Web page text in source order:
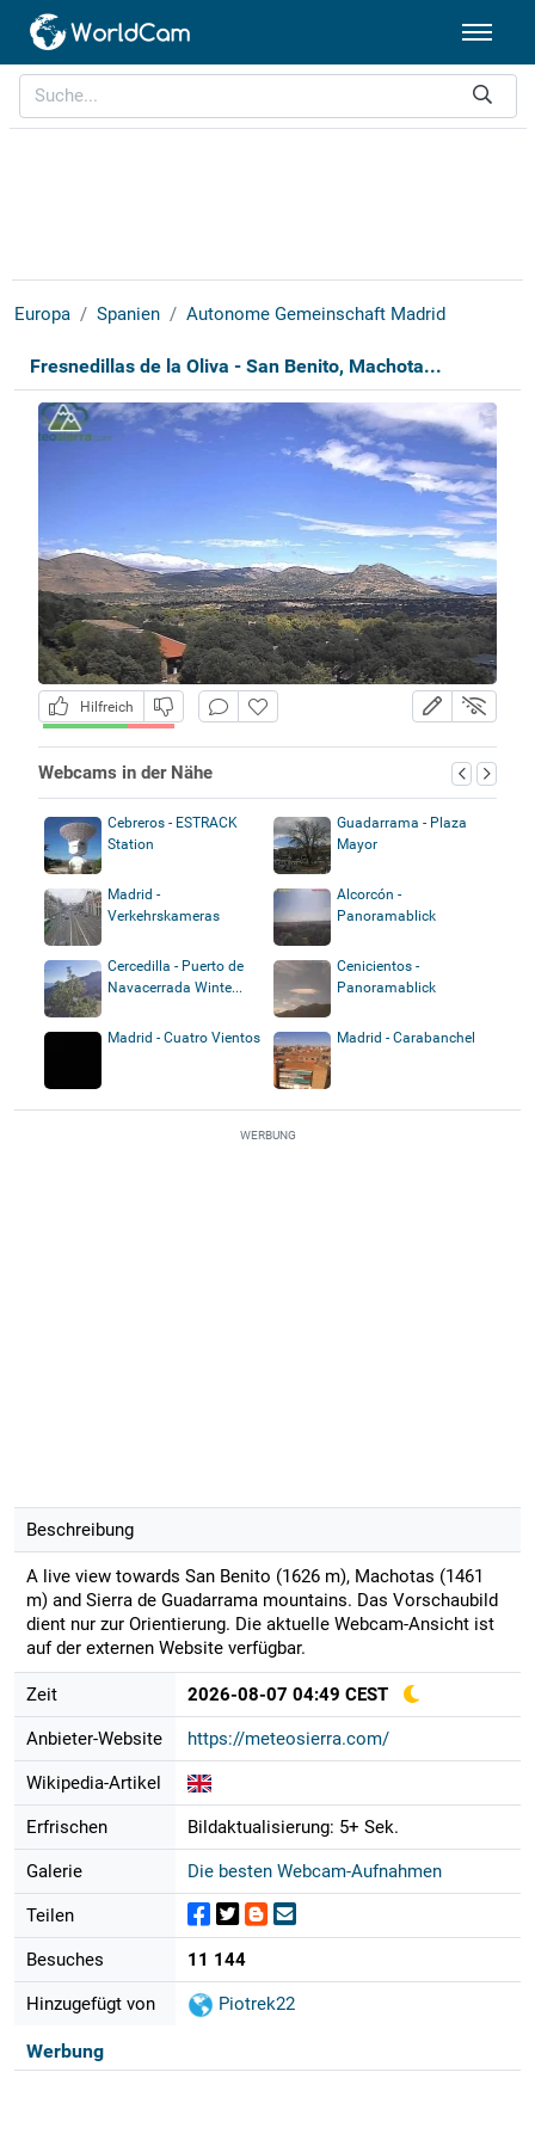
Europa Spanien Autonome Gemeinschaft Madrid
Fresnedillas de la Oliva - San Benito, Machota...
Hilfreich
Webcams in der Nähe
Cebreros - ESTRACK
Station
Guadarrama - Plaza
Mayor
Madrid -
Verkehrskameras
Alcorcón -
Panoramablick
Cercedilla - Puerto de
Navacerrada Winte...
Cenicientos -
Panoramablick
Madrid - Cuatro Vientos Madrid - Carabanchel
WERBUNG
Beschreibung
A live view towards San Benito (1626 m), Machotas (1461
m) and Sierra de Guadarrama mountains. Das Vorschaubild
dient nur zur Orientierung. Die aktuelle Webcam-Ansicht ist
auf der externen Website verfügbar.
Zeit 2026-08-07 04:49 CEST
Anbieter-Website https://meteosierra.com/
Wikipedia-Artikel
Erfrischen Bildaktualisierung: 5+ Sek.
Galerie Die besten Webcam-Aufnahmen
Teilen
Besuches 11 144
Hinzugefügt von Piotrek22
Werbung